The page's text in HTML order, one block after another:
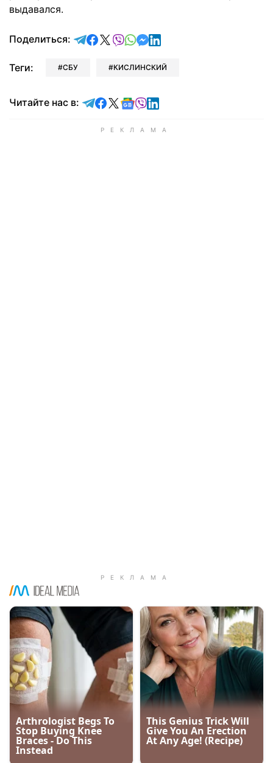
выдавался.
Поделиться: отправить в Telegram
поделиться в Facebook
поделиться в X
отправить в Viber
отправить в Whatsapp
отправить в Messenger
отправить в LinkedIn
Теги: СБУ КИСЛИНСКИЙ
Читайте нас в: Читайте в Telegram
Читайте в Facebook
Читайте в X
Читайте в Google news
Читайте в Viber
Читайте в LinkedIn